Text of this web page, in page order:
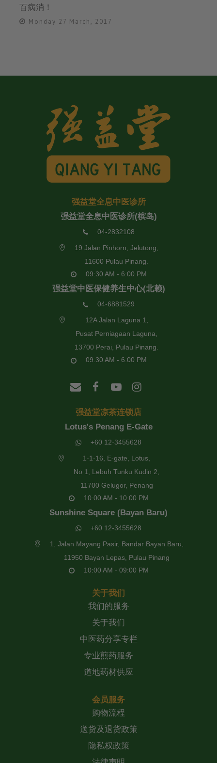
百病消！
Monday 27 March, 2017
强益堂全息中医诊所
强益堂全息中医诊所(槟岛)
04-2832108
19 Jalan Pinhorn, Jelutong,
11600 Pulau Pinang.
09:30 AM - 6:00 PM
强益堂中医保健养生中心(北赖)
04-6881529
12A Jalan Laguna 1,
Pusat Perniagaan Laguna,
13700 Perai, Pulau Pinang.
09:30 AM - 6:00 PM
强益堂凉茶连锁店
Lotus's Penang E-Gate
+60 12-3455628
1-1-16, E-gate, Lotus,
No 1, Lebuh Tunku Kudin 2,
11700 Gelugor, Penang
10:00 AM - 10:00 PM
Sunshine Square (Bayan Baru)
+60 12-3455628
1, Jalan Mayang Pasir, Bandar Bayan Baru,
11950 Bayan Lepas, Pulau Pinang
10:00 AM - 09:00 PM
关于我们
我们的服务
关于我们
中医药分享专栏
专业煎药服务
道地药材供应
会员服务
购物流程
送货及退货政策
隐私权政策